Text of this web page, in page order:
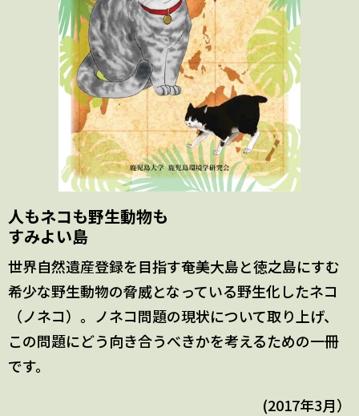
人もネコも野生動物も
すみよい島
世界自然遺産登録を目指す奄美大島と徳之島にすむ
希少な野生動物の脅威となっている野生化したネコ
（ノネコ）。ノネコ問題の現状について取り上げ、
この問題にどう向き合うべきかを考えるための一冊
です。
(2017年3月）